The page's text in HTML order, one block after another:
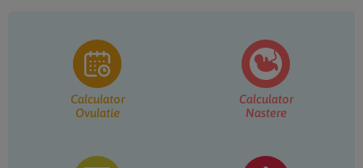
principală
Calculator
Ovulatie
Calculator
Nastere